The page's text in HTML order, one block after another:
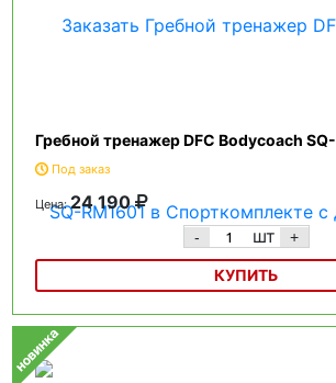
Гребной тренажер DFC Bodycoach
Под заказ
Цена:24 190
- шт +
КУПИТЬ
Гребной тренажер DFC Bodycoach SQ-RM1601